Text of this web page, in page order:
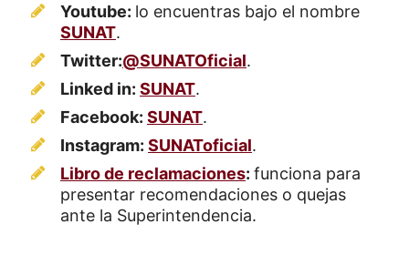
Youtube: lo encuentras bajo el nombre
SUNAT.
Twitter:‎@SUNATOficial.
Linked in: SUNAT.
Facebook: SUNAT.
Instagram: SUNAToficial.
Libro de reclamaciones: funciona para
presentar recomendaciones o quejas
ante la Superintendencia.